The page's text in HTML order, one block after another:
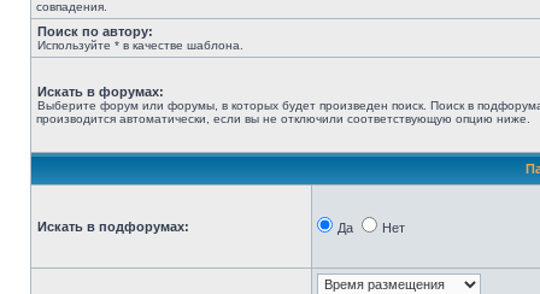
совпадения.
Поиск по автору:
Используйте * в качестве шаблона.
Искать в форумах:
Выберите форум или форумы, в которых будет произведен поиск. Поиск в
производится автоматически, если вы не отключили соответствующую опцию ниже.
Искать в подфорумах: Да Нет